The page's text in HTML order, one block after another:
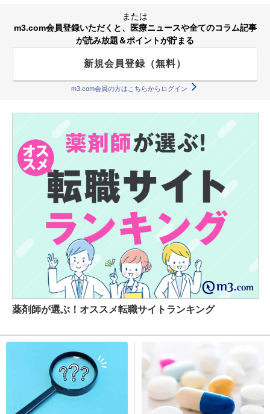
または
m3.com会員登録いただくと、医療ニュースや全てのコラム記事
が読み放題＆ポイントが貯まる
新規会員登録（無料）
m3.com会員の方はこちらからログイン
薬剤師が選ぶ！オススメ転職サイトランキング